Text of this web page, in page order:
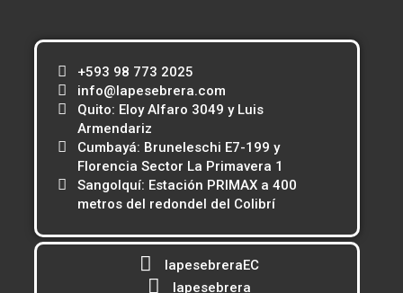
+593 98 773 2025
info@lapesebrera.com
Quito: Eloy Alfaro 3049 y Luis
Armendariz
Cumbayá: Bruneleschi E7-199 y
Florencia Sector La Primavera 1
Sangolquí: Estación PRIMAX a 400
metros del redondel del Colibrí
lapesebreraEC
lapesebrera